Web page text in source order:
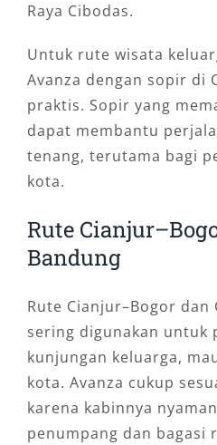
Raya Cibodas.
Untuk rute wisata
Avanza dengan sopir di
praktis. Sopir yang
dapat membantu
tenang, terutama bagi
kota.
Rute
Bandung
Rute Cianjur–Bogor dan
sering digunakan untuk
kunjungan keluarga,
kota. Avanza cukup
karena kabinnya
penumpang dan bagasi